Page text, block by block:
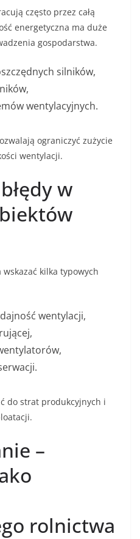
często przez całą
energetyczna ma duże
gospodarstwa.
silników,
wentylacyjnych.
ograniczyć zużycie
wentylacji.
w
kilka typowych
wentylacji,
do strat produkcyjnych i
–
rolnictwa